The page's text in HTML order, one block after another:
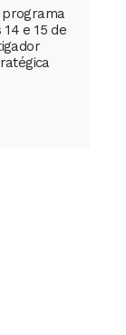
programa
e 15 de